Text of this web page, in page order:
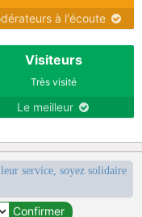
à l'écoute
Visiteurs
Très visité
Le meilleur
service, soyez solidaire